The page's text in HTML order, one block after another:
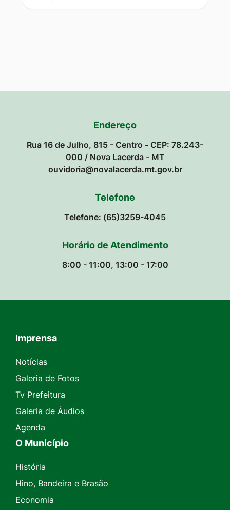
Endereço
Rua 16 de Julho, 815 - Centro - CEP: 78.243-
000 / Nova Lacerda - MT
ouvidoria@novalacerda.mt.gov.br
Telefone
Telefone: (65)3259-4045
Horário de Atendimento
8:00 - 11:00, 13:00 - 17:00
Seção do Rodapé e Contato
Imprensa
Notícias
Galeria de Fotos
Tv Prefeitura
Galeria de Áudios
Agenda
O Município
História
Hino, Bandeira e Brasão
Economia